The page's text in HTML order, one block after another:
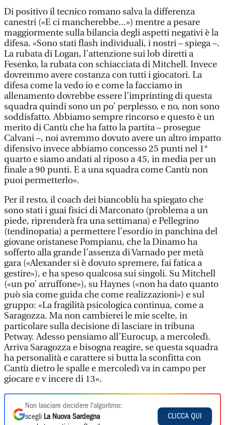
Di positivo il tecnico romano salva la differenza
canestri («E ci mancherebbe...») mentre a pesare
maggiormente sulla bilancia degli aspetti negativi è la
difesa. «Sono stati flash individuali, i nostri – spiega –.
La rubata di Logan, l’attenzione sui lob diretti a
Fesenko, la rubata con schiacciata di Mitchell. Invece
dovremmo avere costanza con tutti i giocatori. La
difesa come la vedo io e come la facciamo in
allenamento dovrebbe essere l’imprinting di questa
squadra quindi sono un po’ perplesso, e no, non sono
soddisfatto. Abbiamo sempre rincorso e questo è un
merito di Cantù che ha fatto la partita – prosegue
Calvani –, noi avremmo dovuto avere un altro impatto
difensivo invece abbiamo concesso 25 punti nel 1°
quarto e siamo andati al riposo a 45, in media per un
finale a 90 punti. E a una squadra come Cantù non
puoi permetterlo».
Per il resto, il coach dei biancoblù ha spiegato che
sono stati i guai fisici di Marconato (problema a un
piede, riprenderà fra una settimana) e Pellegrino
(tendinopatia) a permettere l’esordio in panchina del
giovane oristanese Pompianu, che la Dinamo ha
sofferto alla grande l’assenza di Varnado per metà
gara («Alexander si è dovuto spremere, fai fatica a
gestire»), e ha speso qualcosa sui singoli. Su Mitchell
(«un po’ arruffone»), su Haynes («non ha dato quanto
può sia come guida che come realizzazioni») e sul
gruppo: «La fragilità psicologica continua, come a
Saragozza. Ma non cambierei le mie scelte, in
particolare sulla decisione di lasciare in tribuna
Petway. Adesso pensiamo all’Eurocup, a mercoledì.
Arriva Saragozza e bisogna reagire, se questa squadra
ha personalità e carattere si butta la sconfitta con
Cantù dietro le spalle e mercoledì va in campo per
giocare e v incere di 13».
Non lasciare decidere l'algoritmo:
scegli La Nuova Sardegna
CLICCA QUI